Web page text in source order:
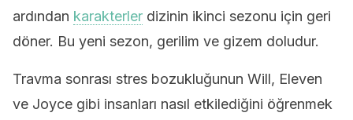
ardından karakterler dizinin ikinci sezonu için geri
döner. Bu yeni sezon, gerilim ve gizem doludur.
Travma sonrası stres bozukluğunun Will, Eleven
ve Joyce gibi insanları nasıl etkilediğini öğrenmek